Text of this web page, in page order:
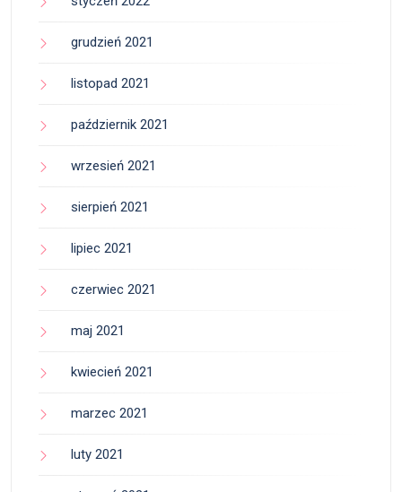
grudzień 2021
listopad 2021
październik 2021
wrzesień 2021
sierpień 2021
lipiec 2021
czerwiec 2021
maj 2021
kwiecień 2021
marzec 2021
luty 2021